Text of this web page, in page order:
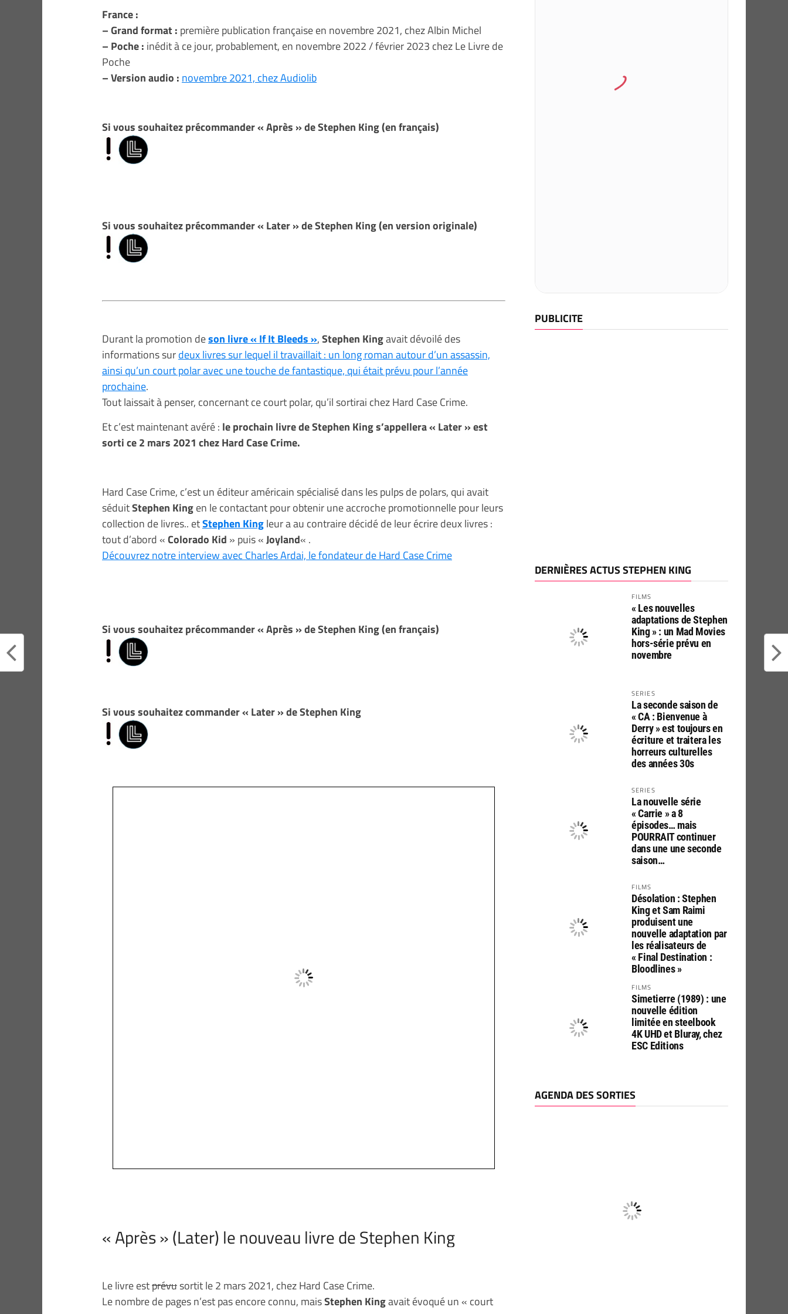
France :
– Grand format : première publication française en novembre 2021, chez Albin Michel
– Poche : inédit à ce jour, probablement, en novembre 2022 / février 2023 chez Le Livre de
Poche
– Version audio : novembre 2021, chez Audiolib
Si vous souhaitez précommander « Après » de Stephen King (en français)
Si vous souhaitez précommander « Later » de Stephen King (en version originale)
Durant la promotion deson livre « If It Bleeds »,Stephen Kingavait dévoilé des
informations surdeux livres sur lequel il travaillait : un long roman autour d’un assassin,
ainsi qu’un court polar avec une touche de fantastique, qui était prévu pour l’année
prochaine.
Tout laissait à penser, concernant ce court polar, qu’il sortirai chez Hard Case Crime.
Et c’est maintenant avéré : le prochain livre de Stephen King s’appellera « Later » est
sorti ce 2 mars 2021 chez Hard Case Crime.
Hard Case Crime, c’est un éditeur américain spécialisé dans les pulps de polars, qui avait
séduitStephen Kingen le contactant pour obtenir une accroche promotionnelle pour leurs
collection de livres.. etStephen Kingleur a au contraire décidé de leur écrire deux livres :
tout d’abord «Colorado Kid » puis «Joyland« .
Découvrez notre interview avec Charles Ardai, le fondateur de Hard Case Crime
Si vous souhaitez précommander « Après » de Stephen King (en français)
Si vous souhaitez commander « Later » de Stephen King
« Après » (Later) le nouveau livre de Stephen King
Le livre estprévusortit le 2 mars 2021, chez Hard Case Crime.
Le nombre de pages n’est pas encore connu, maisStephen Kingavait évoqué un « court
PUBLICITE
DERNIÈRES ACTUS STEPHEN KING
FILMS
« Les nouvelles
adaptations de Stephen
King » : un Mad Movies
hors-série prévu en
novembre
SERIES
La seconde saison de
« CA : Bienvenue à
Derry » est toujours en
écriture et traitera les
horreurs culturelles
des années 30s
SERIES
La nouvelle série
« Carrie » a 8
épisodes… mais
POURRAIT continuer
dans une une seconde
saison…
FILMS
Désolation : Stephen
King et Sam Raimi
produisent une
nouvelle adaptation par
les réalisateurs de
« Final Destination :
Bloodlines »
FILMS
Simetierre (1989) : une
nouvelle édition
limitée en steelbook
4K UHD et Bluray, chez
ESC Editions
AGENDA DES SORTIES